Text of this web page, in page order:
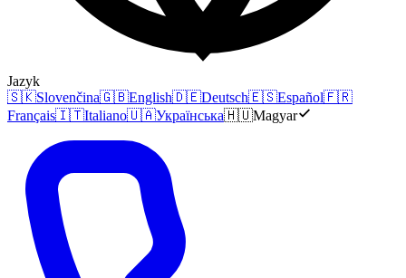
Jazyk
🇸🇰Slovenčina🇬🇧English🇩🇪Deutsch🇪🇸Español🇫🇷
Français🇮🇹Italiano🇺🇦Українська🇭🇺Magyar